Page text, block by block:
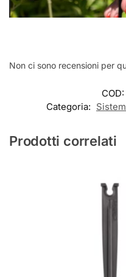
Non ci sono recensioni per
COD:
Categoria:
Prodotti correlati